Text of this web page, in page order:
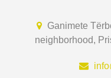
Ganimete
neighborhood,